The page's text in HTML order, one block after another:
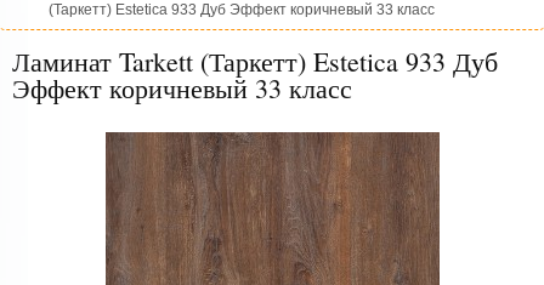
(Таркетт) Estetica 933 Дуб Эффект коричневый 33 класс
Ламинат Tarkett (Таркетт) Estetica 933 Дуб
Эффект коричневый 33 класс